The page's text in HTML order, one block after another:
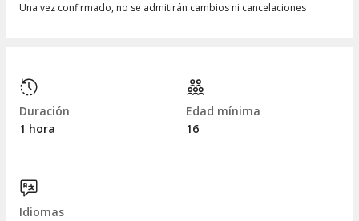
Una vez confirmado, no se admitirán cambios ni cancelaciones
Duración
1 hora
Edad mínima
16
Idiomas